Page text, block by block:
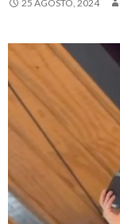
25 AGOSTO, 2024